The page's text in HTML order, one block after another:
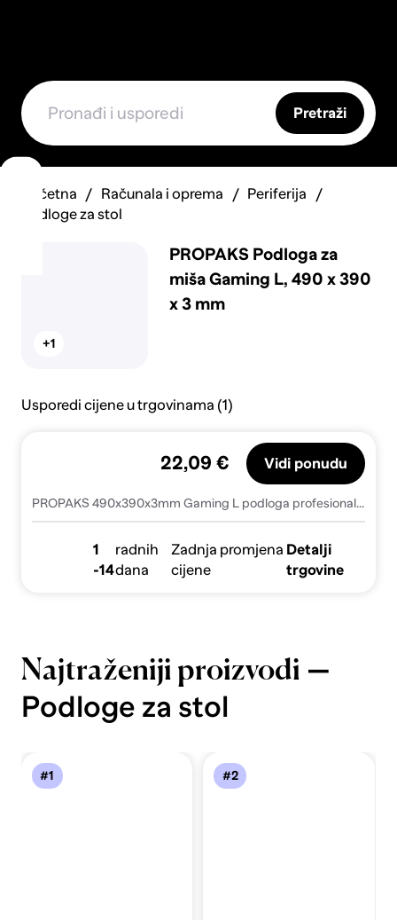
Pretraži
Početna Računala i oprema
Periferija
Podloge za stol
+1
PROPAKS Podloga za
miša Gaming L, 490 x 390
x 3 mm
Usporedi cijene u trgovinama (1)
PROPAKS 490x390x3mm Gaming L podloga profesionalna
22,09 € Vidi ponudu
1
-14
radnih
dana
Zadnja promjena
cijene
Detalji
trgovine
Najtraženiji proizvodi —
Podloge za stol
#1 #2